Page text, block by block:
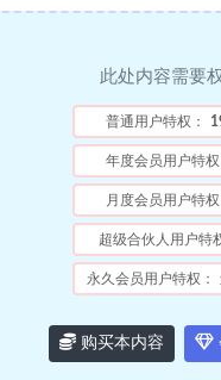
此处内容需要
普通用户特权：
年度会员用户特权
月度会员用户特权
超级合伙人用户特
永久会员用户特权：
购买本内容